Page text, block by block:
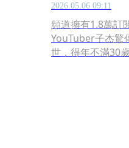
2026.05.06 09:11
頻道擁有1.8萬訂
YouTuber子杰驚
世，得年不滿30